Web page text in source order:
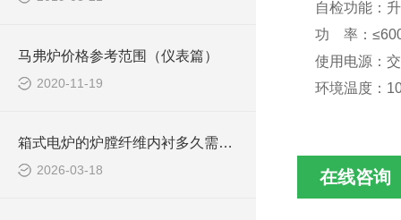
马弗炉价格参考范围（仪表篇）
2020-11-19
箱式电炉的炉膛纤维内衬多久需要更换一次？
2026-03-18
自检功能：
功 率：
使用电源：
环境温度：
在线咨询